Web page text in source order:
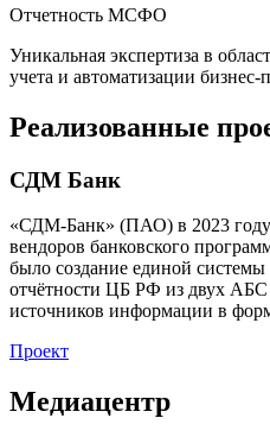
Отчетность МСФО
Уникальная экспертиза в
учета и автоматизации бизнес-
Реализованные
СДМ Банк
«СДМ-Банк» (ПАО) в 2023 году
вендоров банковского
было создание единой
отчётности ЦБ РФ из двух АБС
источников информации в
Проект
Медиацентр